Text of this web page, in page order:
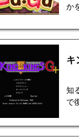
か
キ
知
で